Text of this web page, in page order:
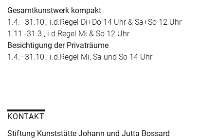
Gesamtkunstwerk kompakt
1.4.–31.10., i.d.Regel Di+Do 14 Uhr & Sa+So 12 Uhr
1.11.-31.3., i.d.Regel Mi & So 12 Uhr
Besichtigung der Privaträume
1.4.–31.10., i.d.Regel Mi, Sa und So 14 Uhr
KONTAKT
Stiftung Kunststätte Johann und Jutta Bossard